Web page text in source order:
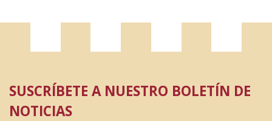
SUSCRÍBETE A NUESTRO BOLETÍN DE
NOTICIAS